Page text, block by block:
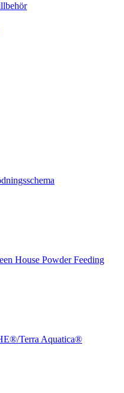
House Powder Feeding
Terra Aquatica®